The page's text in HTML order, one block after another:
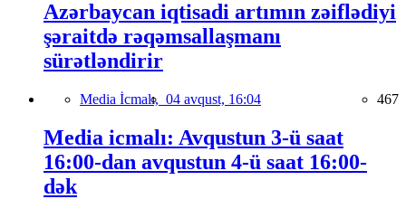
Azərbaycan iqtisadi artımın zəiflədiyi
şəraitdə rəqəmsallaşmanı
sürətləndirir
Media İcmalı, 04 avqust, 16:04 467
Media icmalı: Avqustun 3-ü saat
16:00-dan avqustun 4-ü saat 16:00-
dək